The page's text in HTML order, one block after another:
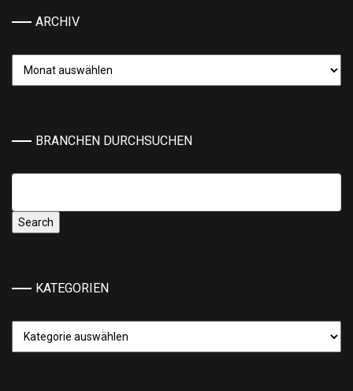
ARCHIV
BRANCHEN DURCHSUCHEN
KATEGORIEN